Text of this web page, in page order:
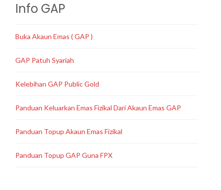
Info GAP
Buka Akaun Emas ( GAP )
GAP Patuh Syariah
Kelebihan GAP Public Gold
Panduan Keluarkan Emas Fizikal Dari Akaun Emas GAP
Panduan Topup Akaun Emas Fizikal
Panduan Topup GAP Guna FPX